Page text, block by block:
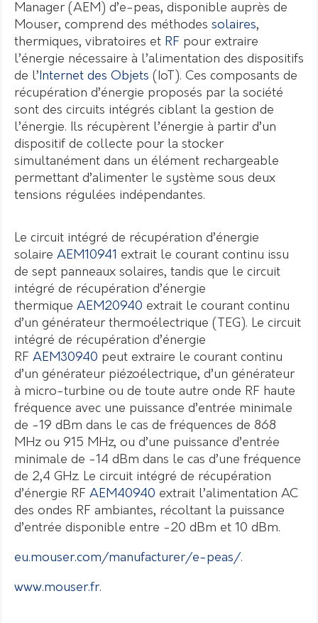
Manager (AEM) d’e-peas, disponible auprès de
Mouser, comprend des méthodes solaires,
thermiques, vibratoires et RF pour extraire
l’énergie nécessaire à l’alimentation des dispositifs
de l’ Internet des Objets (IoT). Ces composants de
récupération d’énergie proposés par la société
sont des circuits intégrés ciblant la gestion de
l’énergie. Ils récupèrent l’énergie à partir d’un
dispositif de collecte pour la stocker
simultanément dans un élément rechargeable
permettant d’alimenter le système sous deux
tensions régulées indépendantes.
Le circuit intégré de récupération d’énergie
solaire AEM10941 extrait le courant continu issu
de sept panneaux solaires, tandis que le circuit
intégré de récupération d’énergie
thermique AEM20940 extrait le courant continu
d’un générateur thermoélectrique (TEG). Le circuit
intégré de récupération d’énergie
RF AEM30940 peut extraire le courant continu
d’un générateur piézoélectrique, d’un générateur
à micro-turbine ou de toute autre onde RF haute
fréquence avec une puissance d’entrée minimale
de -19 dBm dans le cas de fréquences de 868
MHz ou 915 MHz, ou d’une puissance d’entrée
minimale de -14 dBm dans le cas d’une fréquence
de 2,4 GHz. Le circuit intégré de récupération
d’énergie RF AEM40940 extrait l’alimentation AC
des ondes RF ambiantes, récoltant la puissance
d’entrée disponible entre -20 dBm et 10 dBm.
eu.mouser.com/manufacturer/e-peas/.
www.mouser.fr.